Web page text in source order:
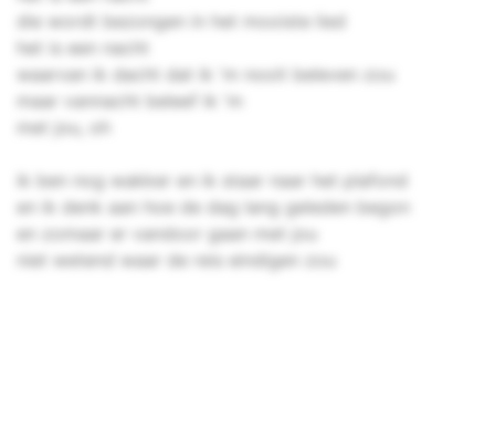
die wordt bezongen in het mooiste lied
het is een nacht
waarvan ik dacht dat ik 'm nooit beleven zou
maar vannacht beleef ik 'm
met jou, oh
ik ben nog wakker en ik staar naar het plafond
en ik denk aan hoe de dag lang geleden begon
en zomaar er vandoor gaan met jou
niet wetend waar de reis eindigen zou